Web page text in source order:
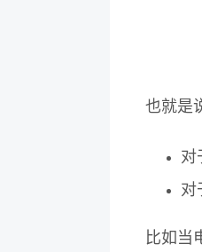
也就是
对
对
比如当